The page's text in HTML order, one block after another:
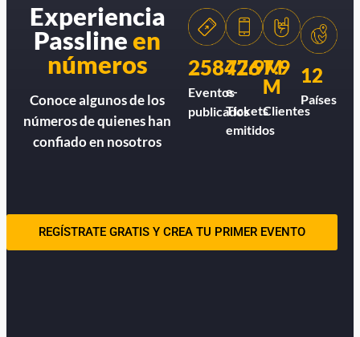
Experiencia
Passlineen
números
Conoce algunos de los
números de quienes han
confiado en nosotros
258426
Eventos
publicados
77.9M
e-
Tickets
emitidos
7.9
M
Clientes
12
Países
REGÍSTRATE GRATIS Y CREA TU PRIMER EVENTO